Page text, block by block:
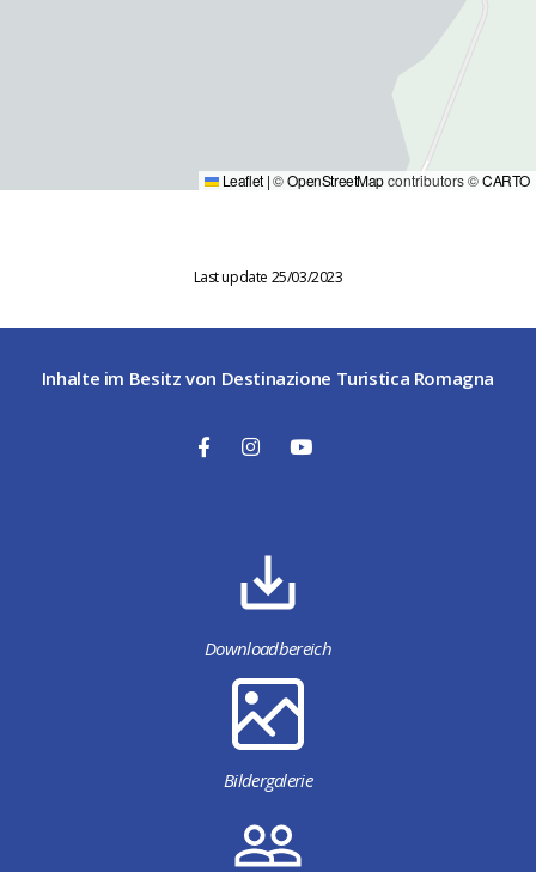
Leaflet |©OpenStreetMapcontributors ©CARTO
Last update 25/03/2023
Inhalte im Besitz von Destinazione Turistica Romagna
Downloadbereich
Bildergalerie